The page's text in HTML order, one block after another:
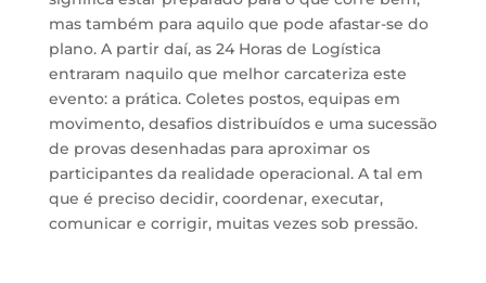
mas também para aquilo que pode afastar-se do
plano. A partir daí, as 24 Horas de Logística
entraram naquilo que melhor carcateriza este
evento: a prática. Coletes postos, equipas em
movimento, desafios distribuídos e uma sucessão
de provas desenhadas para aproximar os
participantes da realidade operacional. A tal em
que é preciso decidir, coordenar, executar,
comunicar e corrigir, muitas vezes sob pressão.